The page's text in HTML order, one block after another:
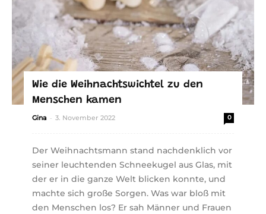
Wie die Weihnachtswichtel zu den
Menschen kamen
Gina - 3. November 2022 0
Der Weihnachtsmann stand nachdenklich vor
seiner leuchtenden Schneekugel aus Glas, mit
der er in die ganze Welt blicken konnte, und
machte sich große Sorgen. Was war bloß mit
den Menschen los? Er sah Männer und Frauen